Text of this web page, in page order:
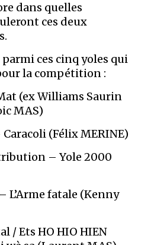
dans quelles
ces deux
ces cinq yoles qui
la compétition :
(ex Williams Saurin
MAS)
(Félix MERINE)
– Yole 2000
L’Arme fatale (Kenny
/ Ets HO HIO HIEN